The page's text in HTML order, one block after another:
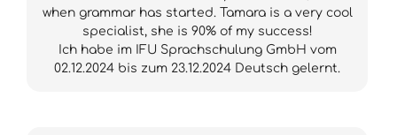
when grammar has started. Tamara is a very cool
specialist, she is 90% of my success!
Ich habe im IFU Sprachschulung GmbH vom
02.12.2024 bis zum 23.12.2024 Deutsch gelernt.